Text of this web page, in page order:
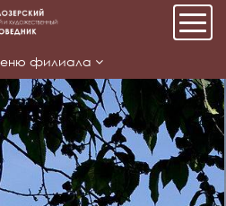
филиала